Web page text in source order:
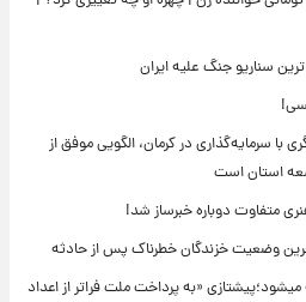
سناریو جنگ علیه ایران
سرمایه‌گذاری در کرمان، الگویی موفق از
استان است
دوباره خبرساز شد!
وضعیت خزندگان خطرناک پس از حادثه
«به پرداخت ملت فراتر از اعداد